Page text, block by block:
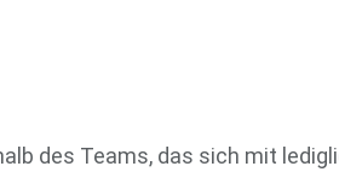
des Teams, das sich mit